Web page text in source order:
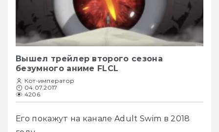
Вышел трейлер второго сезона
безумного аниме FLCL
Кот-император
04.07.2017
4206
Его покажут на канале Adult Swim в 2018